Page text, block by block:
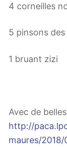
4 corneilles
5 pinsons
1 bruant zizi
Avec de
http://
maures/